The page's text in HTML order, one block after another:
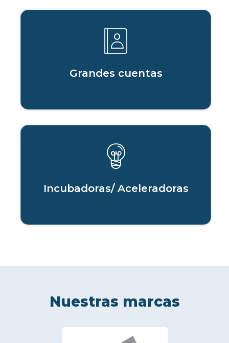
Grandes cuentas
Incubadoras/ Aceleradoras
Nuestras marcas